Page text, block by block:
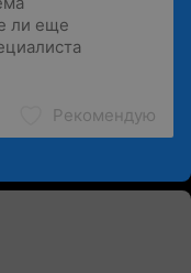
Рекомендую